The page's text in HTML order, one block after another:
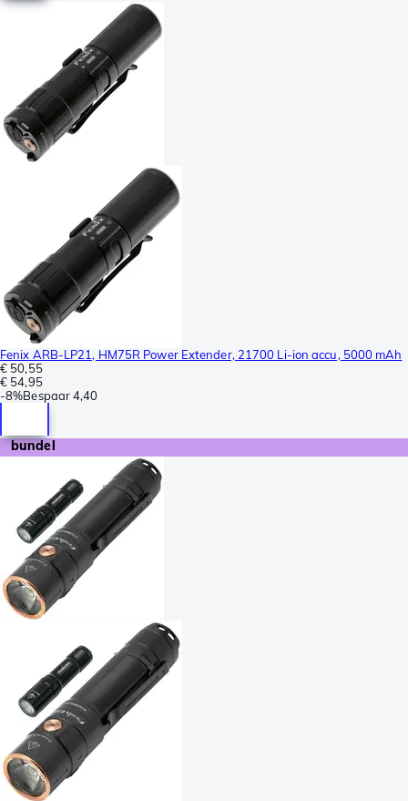
Fenix ARB-LP21, HM75R Power Extender, 21700 Li-ion accu, 5000 mAh
€ 50,55
€ 54,95
-8%Bespaar4,40
bundel